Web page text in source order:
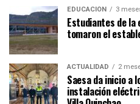
EDUCACIÓN 3
Estudiantes de la
tomaron el
ACTUALIDAD 2
Saesa da inicio a
instalación